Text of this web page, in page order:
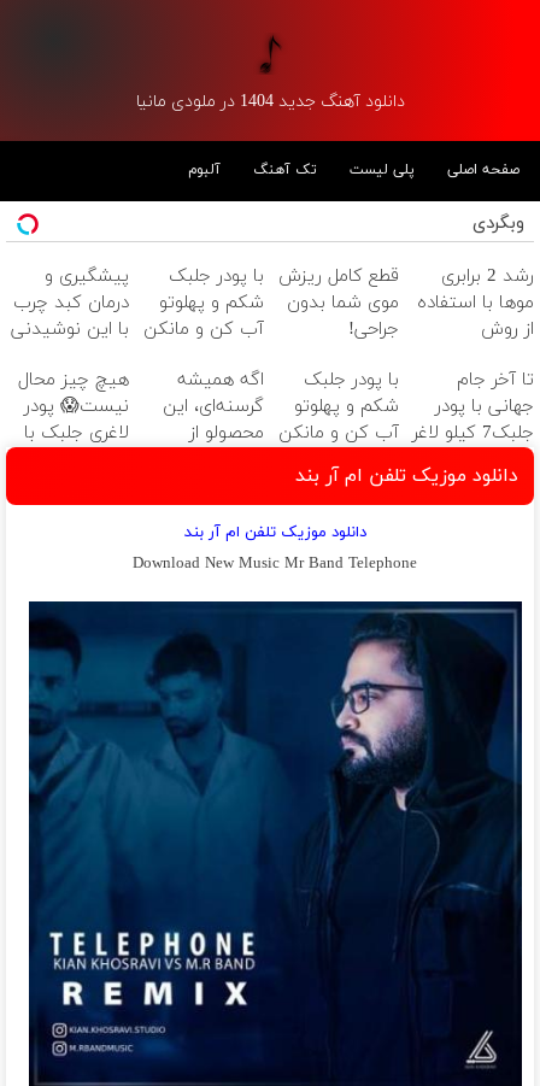
دانلود آهنگ جدید 1404 در ملودی مانیا
صفحه اصلی پلی لیست تک آهنگ آلبوم
وبگردی
رشد 2 برابری
موها با استفاده
از روش
فقط امروز
قطع کامل ریزش
موی شما بدون
جراحی!
تضمین کیفیت
با پودر جلبک
شکم و پهلوتو
آب کن و مانکن
امشب)
پیشگیری و
درمان کبد چرب
با این نوشیدنی
تا آخر جام
جهانی با پودر
جلبک7 کیلو لاغر
شو
با پودر جلبک
شکم و پهلوتو
آب کن و مانکن
شو(تخفیف تا
امشب)
اگه همیشه
گرسنه‌ای، این
محصولو از
هیچ چیز محال
نیست😱 پودر
لاغری جلبک با
دانلود موزیک تلفن ام آر بند
دانلود موزیک تلفن ام آر بند
Download New Music Mr Band Telephone